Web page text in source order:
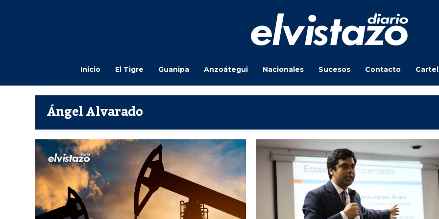
Inicio El Tigre Guanipa Anzoátegui Nacionales Sucesos Contacto
Ángel Alvarado